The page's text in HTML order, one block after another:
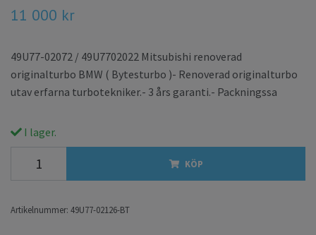
11 000 kr
49U77-02072 / 49U7702022 Mitsubishi renoverad
originalturbo BMW ( Bytesturbo )- Renoverad originalturbo
utav erfarna turbotekniker.- 3 års garanti.- Packningssa
I lager.
KÖP
Artikelnummer: 49U77-02126-BT